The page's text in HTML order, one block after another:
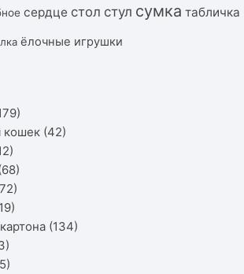
сердце стол стул сумка табличка
ёлочные игрушки
кошек (42)
(134)